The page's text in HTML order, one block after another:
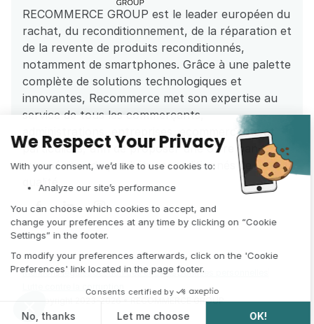
RECOMMERCE GROUP est le leader européen du
rachat, du reconditionnement, de la réparation et
de la revente de produits reconditionnés,
notamment de smartphones. Grâce à une palette
complète de solutions technologiques et
innovantes, Recommerce met son expertise au
service de tous les commerçants,
administrations, entreprises, ecommercants et
particuliers, afin de proposer une offre pan-
européenne de produits reconditionnés de
qualité.
© Copyright 2023-2026 • RECOMMERCE GROUP
Mentions légalesGestion des cookies Données personnelles
Lutte contre la corruption